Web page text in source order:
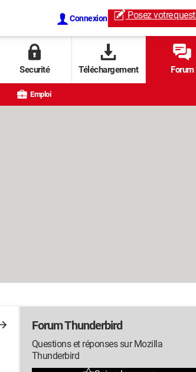
Connexion Posez votre
Securité Téléchargement Forum
Emploi
Forum Thunderbird
Questions et réponses sur Mozilla
Thunderbird